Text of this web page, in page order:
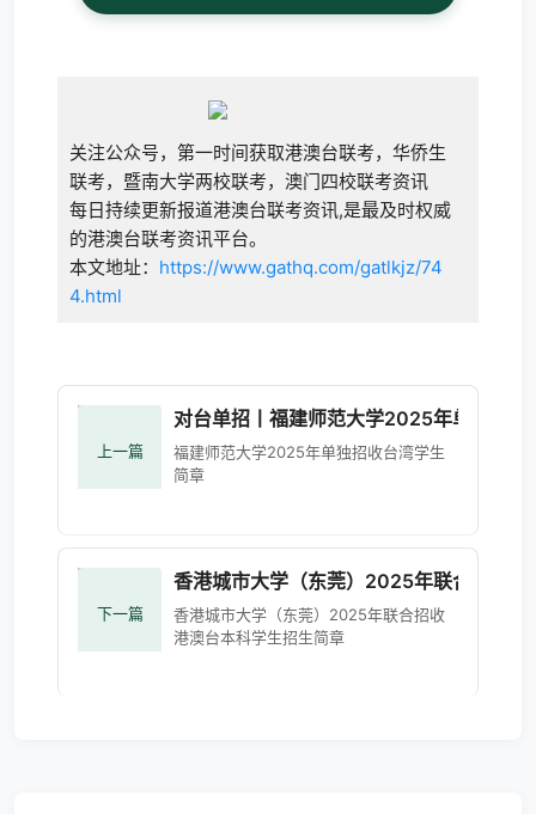
关注公众号，第一时间获取港澳台联考，华侨生
联考，暨南大学两校联考，澳门四校联考资讯
每日持续更新报道港澳台联考资讯,是最及时权威
的港澳台联考资讯平台。
本文地址： https://www.gathq.com/gatlkjz/74
4.html
上一篇
对台单招丨福建师范大学2025年单独招收
福建师范大学2025年单独招收台湾学生
简章
下一篇
香港城市大学（东莞）2025年联合招收港
香港城市大学（东莞）2025年联合招收
港澳台本科学生招生简章